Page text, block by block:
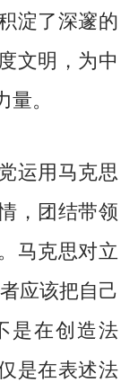
淀了深邃的
文明，为中
。
运用马克思
，团结带领
马克思对立
应该把自己
是在创造法
是在表述法